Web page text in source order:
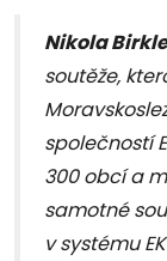
Nikola
soutěže,
společností
300 obcí a
samotné
v systému